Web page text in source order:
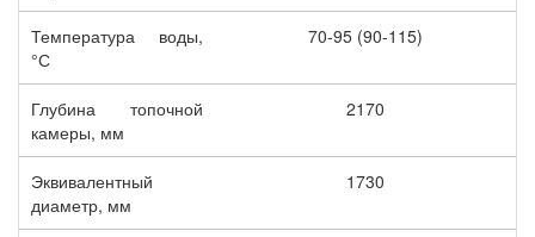
Температура воды,
°С
70-95 (90-115)
Глубина топочной
камеры, мм
2170
Эквивалентный
диаметр, мм
1730